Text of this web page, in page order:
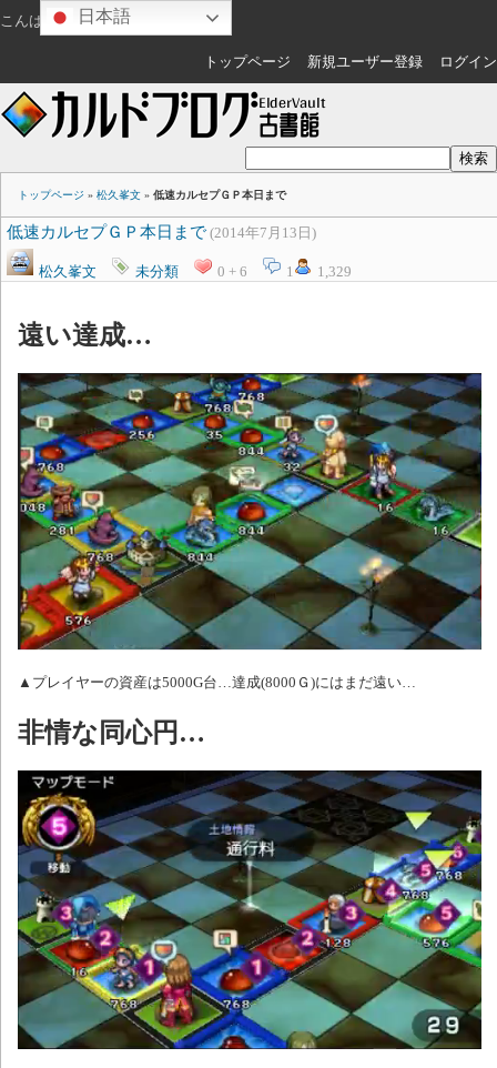
こんばんは ゲスト さん
トップページ 新規ユーザー登録 ログイン
トップページ » 松久峯文 » 低速カルセプＧＰ本日まで
低速カルセプＧＰ本日まで (2014年7月13日)
松久峯文 未分類 0 + 6 1 1,329
遠い達成…
▲プレイヤーの資産は5000G台…達成(8000Ｇ)にはまだ遠い…
非情な同心円…
日本語